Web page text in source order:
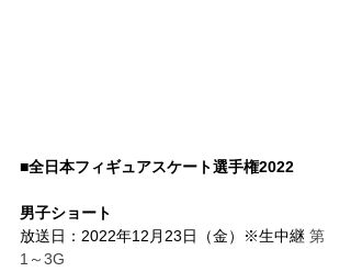
■全日本フィギュアスケート選手権2022
男子ショート
放送日：2022年12月23日（金）※生中継 第
1～3G